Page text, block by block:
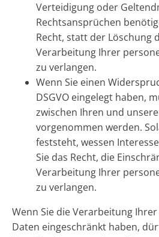
Verteidigung oder
Rechtsansprüchen
Recht, statt der Löschung
Verarbeitung Ihrer
zu verlangen.
Wenn Sie einen
DSGVO eingelegt haben,
zwischen Ihren und
vorgenommen werden.
feststeht, wessen
Sie das Recht, die
Verarbeitung Ihrer
zu verlangen.
Wenn Sie die Verarbeitung
Daten eingeschränkt haben,